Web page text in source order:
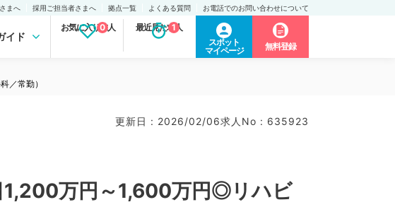
まへ 採用ご担当者さまへ 拠点一覧 よくある質問 お電話でのお問い合わせについて
イド
お気に入り求人
0 最近見た求人
1
スポット
マイページ
無料登録
／常勤）
更新日 : 2026/02/06求人No : 635923
1,200万円～1,600万円◎リハビ